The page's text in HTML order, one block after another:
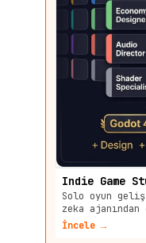
Indie Game
Solo oyun
zeka
İncele →